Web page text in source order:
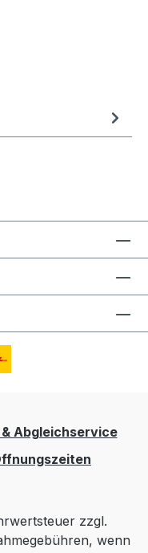
Abgleichservice
zzgl.
wenn